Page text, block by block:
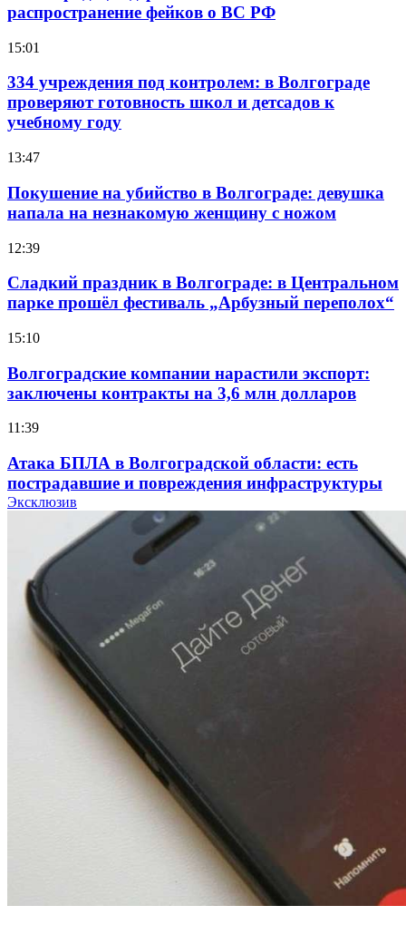
распространение фейков о ВС РФ
15:01
334 учреждения под контролем: в Волгограде
проверяют готовность школ и детсадов к
учебному году
13:47
Покушение на убийство в Волгограде: девушка
напала на незнакомую женщину с ножом
12:39
Сладкий праздник в Волгограде: в Центральном
парке прошёл фестиваль „Арбузный переполох“
15:10
Волгоградские компании нарастили экспорт:
заключены контракты на 3,6 млн долларов
11:39
Атака БПЛА в Волгоградской области: есть
пострадавшие и повреждения инфраструктуры
Волгоградские вузы в топе зарплатного
рейтинга: ВолгГТУ и ВолгГМУ вошли в топ‑15
для химической отрасли и фармацевтики
18:39
В Красноармейском районе Волгограда стартует
конкурс на ремонт моста через Волго‑Донской
судоходный канал
Фестиваль #ТриЧетыре в Волгограде пройдёт
11–13 сентября в рамках Года единства народов
Эксклюзив